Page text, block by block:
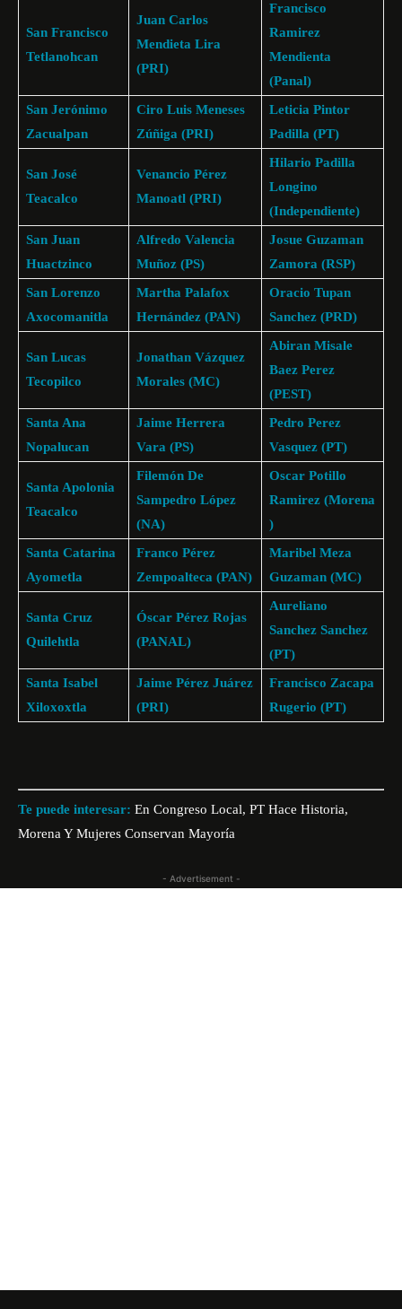
San Francisco
Tetlanohcan
Juan Carlos
Mendieta Lira
(PRI)
Francisco
Ramirez
Mendienta
(Panal)
San Jerónimo
Zacualpan
Ciro Luis Meneses
Zúñiga (PRI)
Leticia Pintor
Padilla (PT)
San José
Teacalco
Venancio Pérez
Manoatl (PRI)
Hilario Padilla
Longino
(Independiente)
San Juan
Huactzinco
Alfredo Valencia
Muñoz (PS)
Josue Guzaman
Zamora (RSP)
San Lorenzo
Axocomanitla
Martha Palafox
Hernández (PAN)
Oracio Tupan
Sanchez (PRD)
San Lucas
Tecopilco
Jonathan Vázquez
Morales (MC)
Abiran Misale
Baez Perez
(PEST)
Santa Ana
Nopalucan
Jaime Herrera
Vara (PS)
Pedro Perez
Vasquez (PT)
Santa Apolonia
Teacalco
Filemón De
Sampedro López
(NA)
Oscar Potillo
Ramirez (Morena
)
Santa Catarina
Ayometla
Franco Pérez
Zempoalteca (PAN)
Maribel Meza
Guzaman (MC)
Santa Cruz
Quilehtla
Óscar Pérez Rojas
(PANAL)
Aureliano
Sanchez Sanchez
(PT)
Santa Isabel
Xiloxoxtla
Jaime Pérez Juárez
(PRI)
Francisco Zacapa
Rugerio (PT)
Te puede interesar: En Congreso Local, PT Hace Historia,
Morena Y Mujeres Conservan Mayoría
- Advertisement -